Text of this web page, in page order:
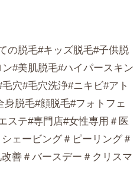
の脱毛#キッズ脱毛#子供脱
#美肌脱毛#ハイパースキン
穴#毛穴洗浄#ニキビ#アト
身脱毛#顔脱毛#フォトフェ
ステ#専門店#女性専用＃医
ェービング＃ピーリング＃
善＃バースデー＃クリスマ